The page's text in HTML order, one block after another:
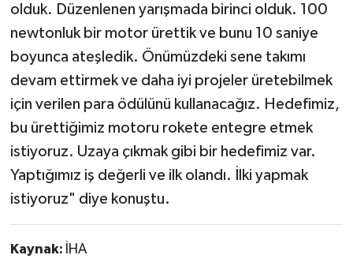
olduk. Düzenlenen yarışmada birinci olduk. 100
newtonluk bir motor ürettik ve bunu 10 saniye
boyunca ateşledik. Önümüzdeki sene takımı
devam ettirmek ve daha iyi projeler üretebilmek
için verilen para ödülünü kullanacağız. Hedefimiz,
bu ürettiğimiz motoru rokete entegre etmek
istiyoruz. Uzaya çıkmak gibi bir hedefimiz var.
Yaptığımız iş değerli ve ilk olandı. İlki yapmak
istiyoruz" diye konuştu.
Kaynak: İHA